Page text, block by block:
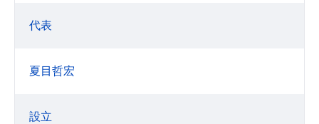
代表
夏目哲宏
設立